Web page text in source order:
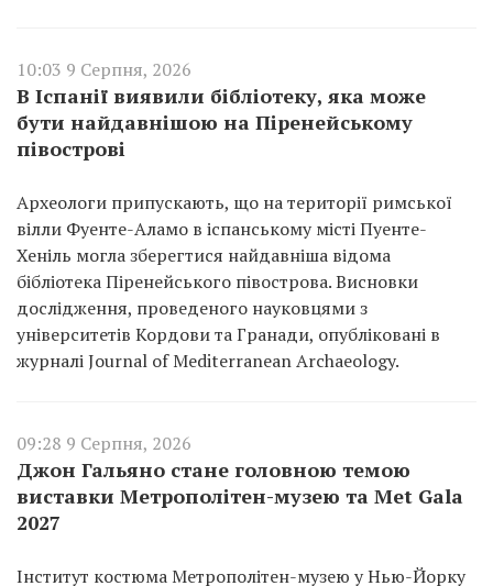
10:03 9 Серпня, 2026
В Іспанії виявили бібліотеку, яка може
бути найдавнішою на Піренейському
півострові
Археологи припускають, що на території римської
вілли Фуенте-Аламо в іспанському місті Пуенте-
Хеніль могла зберегтися найдавніша відома
бібліотека Піренейського півострова. Висновки
дослідження, проведеного науковцями з
університетів Кордови та Гранади, опубліковані в
журналі Journal of Mediterranean Archaeology.
09:28 9 Серпня, 2026
Джон Гальяно стане головною темою
виставки Метрополітен-музею та Met Gala
2027
Інститут костюма Метрополітен-музею у Нью-Йорку